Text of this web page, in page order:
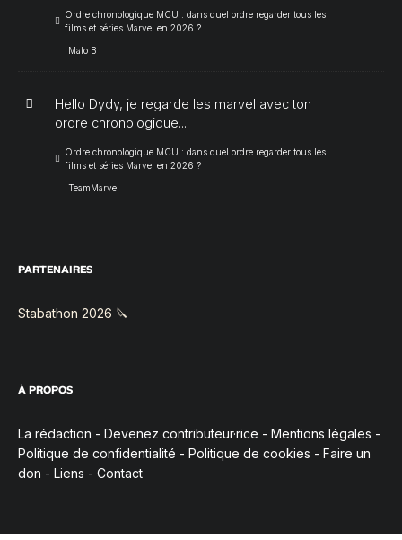
Ordre chronologique MCU : dans quel ordre regarder tous les
films et séries Marvel en 2026 ?
Malo B
Hello Dydy, je regarde les marvel avec ton
ordre chronologique...
Ordre chronologique MCU : dans quel ordre regarder tous les
films et séries Marvel en 2026 ?
TeamMarvel
PARTENAIRES
Stabathon 2026 🔪
À PROPOS
La rédaction - Devenez contributeur·rice - Mentions légales -
Politique de confidentialité - Politique de cookies - Faire un
don - Liens - Contact